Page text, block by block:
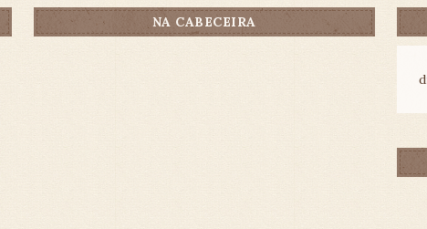
NA CABECEIRA